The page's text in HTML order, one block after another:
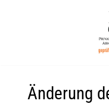
Änderung